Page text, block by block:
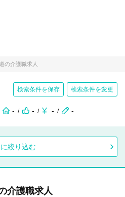
の介護職求人
検索条件を保存 検索条件を変更
- - - -
絞り込む
介護職求人